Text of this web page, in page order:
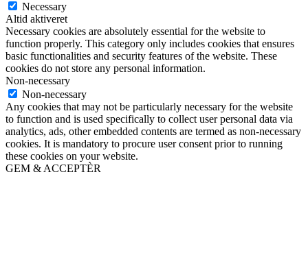
Necessary
Altid aktiveret
Necessary cookies are absolutely essential for the website to
function properly. This category only includes cookies that ensures
basic functionalities and security features of the website. These
cookies do not store any personal information.
Non-necessary
Non-necessary
Any cookies that may not be particularly necessary for the website
to function and is used specifically to collect user personal data via
analytics, ads, other embedded contents are termed as non-necessary
cookies. It is mandatory to procure user consent prior to running
these cookies on your website.
GEM & ACCEPTÈR